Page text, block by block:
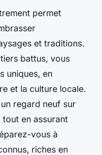
permet
et traditions.
battus, vous
uniques, en
et la culture locale.
regard neuf sur
en assurant
vous à
riches en